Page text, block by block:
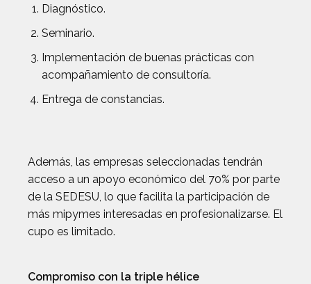
Diagnóstico.
Seminario.
Implementación de buenas prácticas con
acompañamiento de consultoría.
Entrega de constancias.
Además, las empresas seleccionadas tendrán
acceso a un apoyo económico del 70% por parte
de la SEDESU, lo que facilita la participación de
más mipymes interesadas en profesionalizarse. El
cupo es limitado.
Compromiso con la triple hélice